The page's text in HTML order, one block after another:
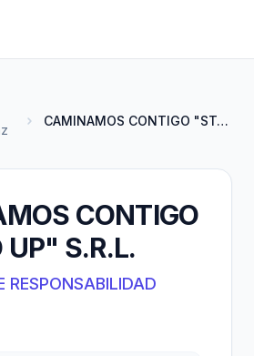
CAMINAMOS CONTIGO "STAND UP" S...
CONTIGO
S.R.L.
RESPONSABILIDAD